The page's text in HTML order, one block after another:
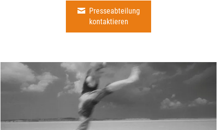
Presseabteilung
kontaktieren